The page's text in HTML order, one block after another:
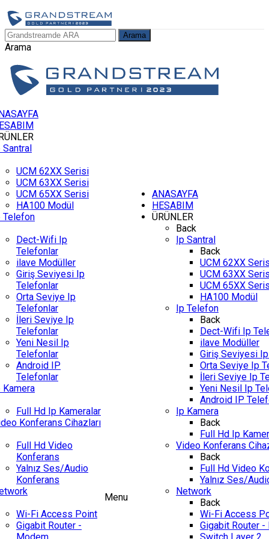
Arama
Arama
Santral
UCM 62XX Serisi
UCM 63XX Serisi
UCM 65XX Serisi
HA100 Modül
Telefon
Dect-Wifi Ip
Telefonlar
ilave Modüller
Giriş Seviyesi Ip
Telefonlar
Orta Seviye Ip
Telefonlar
İleri Seviye Ip
Telefonlar
Yeni Nesil Ip
Telefonlar
Android IP
Telefonlar
Kamera
Full Hd Ip Kameralar
Konferans Cihazları
Full Hd Video
Konferans
Yalnız Ses/Audio
Konferans
Wi-Fi Access Point
Gigabit Router -
Menu
ANASAYFA
HESABIM
ÜRÜNLER
Back
Ip Santral
Back
UCM 62XX
UCM 63XX
UCM 65XX
HA100 Modül
Ip Telefon
Back
Dect-Wifi Ip
ilave Modüller
Giriş Seviyesi
Orta Seviye Ip
İleri Seviye Ip
Yeni Nesil Ip
Android IP
Ip Kamera
Back
Full Hd Ip
Video Konferans
Back
Full Hd Video
Yalnız Ses/
Network
Back
Wi-Fi Access
Gigabit Router -